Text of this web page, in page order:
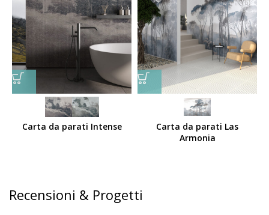
Carta da parati Intense
Carta da parati Las
Armonia
Recensioni & Progetti